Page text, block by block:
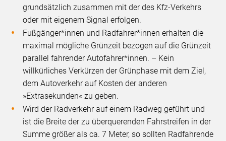
grundsätzlich zusammen mit der des Kfz-Verkehrs
oder mit eigenem Signal erfolgen.
Fußgänger*innen und Radfahrer*innen erhalten die
maximal mögliche Grünzeit bezogen auf die Grünzeit
parallel fahrender Autofahrer*innen. – Kein
willkürliches Verkürzen der Grünphase mit dem Ziel,
dem Autoverkehr auf Kosten der anderen
»Extrasekunden« zu geben.
Wird der Radverkehr auf einem Radweg geführt und
ist die Breite der zu überquerenden Fahrstreifen in der
Summe größer als ca. 7 Meter, so sollten Radfahrende